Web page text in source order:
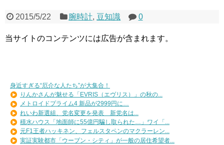
2015/5/22 腕時計, 豆知識 0
当サイトのコンテンツには広告が含まれます。
身近すぎる“厄介な人たち”が大集合！
りんかさんが魅せる「EVRIS（エヴリス）」の秋の...
メトロイドプライム4 新品が2999円に…
れいわ新選組、党名変更を発表 新党名は...
積水ハウス「地面師に55億円騙し取られた…」ワイ「...
元F1王者ハッキネン、フェルスタペンのマクラーレン...
実証実験都市「ウーブン・シティ」が一般の居住希望者...